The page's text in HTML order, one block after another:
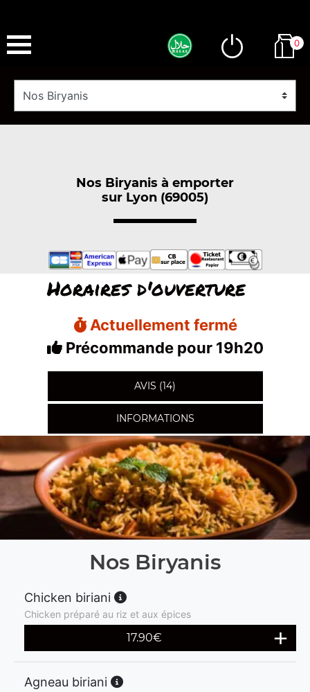
0
Nos Biryanis à emporter
sur Lyon (69005)
Horaires d'ouverture
Actuellement fermé
Précommande pour 19h20
AVIS (14)
INFORMATIONS
Nos Biryanis
Chicken biriani
Chicken préparé au riz et aux épices
17.90€
Agneau biriani